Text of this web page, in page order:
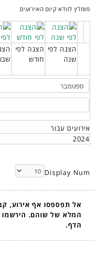
מומלץ לוודא קיום האירועים
הצגה לפי
שנה
הצגה לפי
חודש
אירועים עבור
2024
Display Num
אל תפספסו אף אירוע,
המלא של שוהם.
הדף.